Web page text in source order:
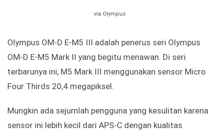
via Olympus
Olympus OM-D E-M5 III adalah penerus seri Olympus
OM-D E-M5 Mark II yang begitu menawan. Di seri
terbarunya ini, M5 Mark III menggunakan sensor Micro
Four Thirds 20,4 megapiksel.
Mungkin ada sejumlah pengguna yang kesulitan karena
sensor ini lebih kecil dari APS-C dengan kualitas